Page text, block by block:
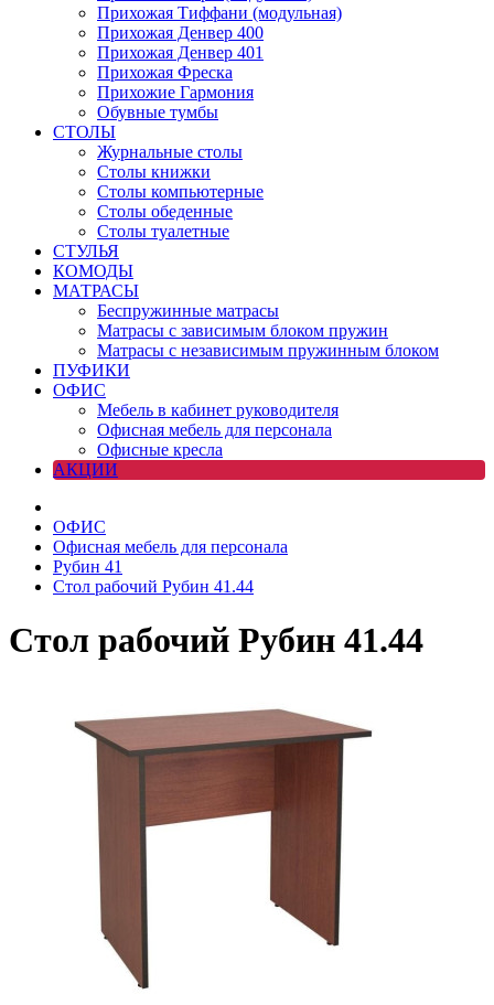
Прихожая Тиффани (модульная)
Прихожая Денвер 400
Прихожая Денвер 401
Прихожая Фреска
Прихожие Гармония
Обувные тумбы
СТОЛЫ
Журнальные столы
Столы книжки
Столы компьютерные
Столы обеденные
Столы туалетные
СТУЛЬЯ
КОМОДЫ
МАТРАСЫ
Беспружинные матрасы
Матрасы с зависимым блоком пружин
Матрасы с независимым пружинным блоком
ПУФИКИ
ОФИС
Мебель в кабинет руководителя
Офисная мебель для персонала
Офисные кресла
АКЦИИ
ОФИС
Офисная мебель для персонала
Рубин 41
Стол рабочий Рубин 41.44
Стол рабочий Рубин 41.44